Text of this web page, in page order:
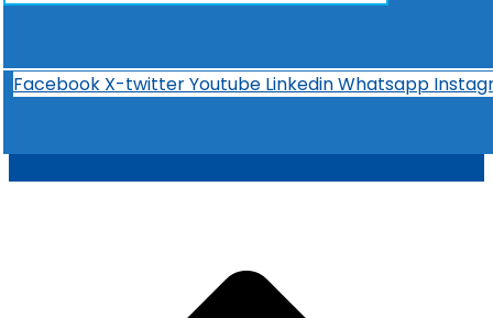
Facebook X-twitterYoutube LinkedinWhatsapp